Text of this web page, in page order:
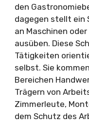
den
dagegen stellt ein
an Maschinen
ausüben. Diese
Tätigkeiten
selbst. Sie
Bereichen
Trägern von
Zimmerleute,
dem Schutz des